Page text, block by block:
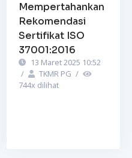
Mempertahankan
Rekomendasi
Sertifikat ISO
37001:2016
13 Maret 2025 10:52
/
TKMR PG /
744x dilihat